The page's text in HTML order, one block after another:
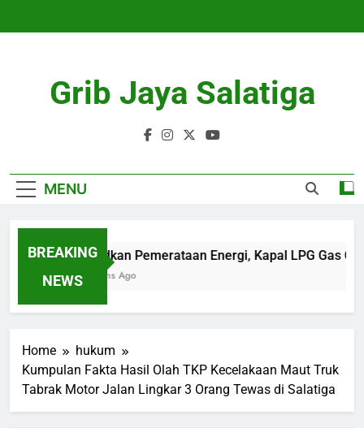
Grib Jaya Salatiga
MENU
BREAKING
NEWS
Wujudkan Pemerataan Energi, Kapal LPG Gas
4 Months Ago
Home
hukum
Kumpulan Fakta Hasil Olah TKP Kecelakaan Maut Truk
Tabrak Motor Jalan Lingkar 3 Orang Tewas di Salatiga